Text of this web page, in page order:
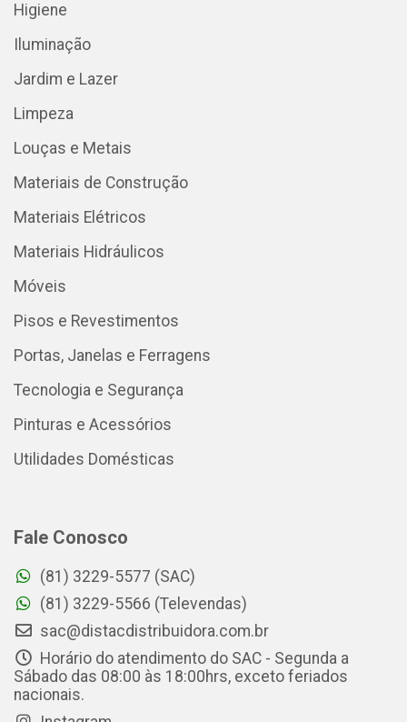
Higiene
Iluminação
Jardim e Lazer
Limpeza
Louças e Metais
Materiais de Construção
Materiais Elétricos
Materiais Hidráulicos
Móveis
Pisos e Revestimentos
Portas, Janelas e Ferragens
Tecnologia e Segurança
Pinturas e Acessórios
Utilidades Domésticas
Fale Conosco
(81) 3229-5577 (SAC)
(81) 3229-5566 (Televendas)
sac@distacdistribuidora.com.br
Horário do atendimento do SAC - Segunda a
Sábado das 08:00 às 18:00hrs, exceto feriados
nacionais.